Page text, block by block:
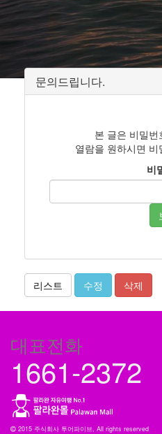
문의드립니다.
본 글은 비밀
열람을 원하시면
비
리스트 수정 삭제
대표전화
1661-2372
2015 주식회사 투어파이브, All rights reserved